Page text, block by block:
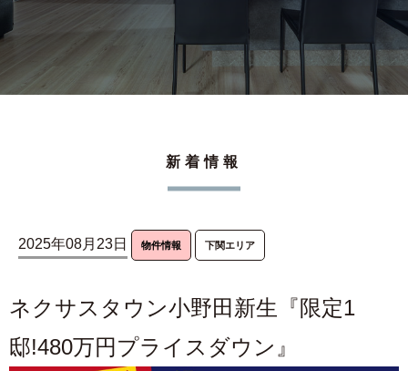
新着情報
2025年08月23日 物件情報 下関エリア
ネクサスタウン小野田新生『限定1
邸!480万円プライスダウン』